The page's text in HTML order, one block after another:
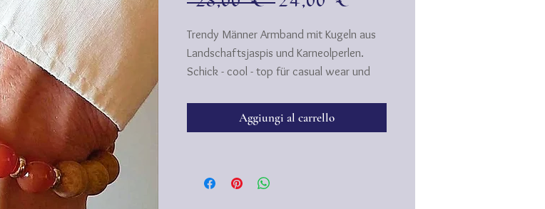
Trendy Männer Armband mit Kugeln aus
Landschaftsjaspis und Karneolperlen.
Schick - cool - top für casual wear und
Aggiungi al carrello